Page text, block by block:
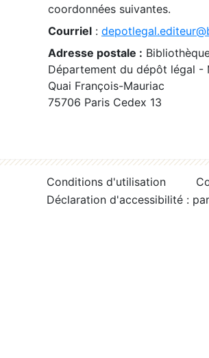
coordonnées suivantes.
Courriel :
Adresse postale :
Département du dépôt légal -
Quai François-Mauriac
75706 Paris Cedex 13
Conditions d'utilisation
Déclaration d'accessibilité :